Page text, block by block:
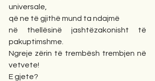
universale,
që ne të gjithë mund ta ndajmë
në thellësinë jashtëzakonisht të
pakuptimshme.
Ngreje zërin të trembësh trembjen në
vetvete!
E gjete?